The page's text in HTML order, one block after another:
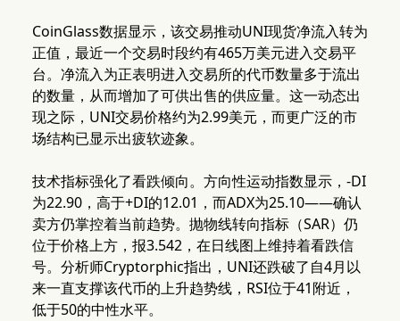
CoinGlass数据显示，该交易推动UNI现货净流入转为
正值，最近一个交易时段约有465万美元进入交易平
台。净流入为正表明进入交易所的代币数量多于流出
的数量，从而增加了可供出售的供应量。这一动态出
现之际，UNI交易价格约为2.99美元，而更广泛的市
场结构已显示出疲软迹象。
技术指标强化了看跌倾向。方向性运动指数显示，-DI
为22.90，高于+DI的12.01，而ADX为25.10——确认
卖方仍掌控着当前趋势。抛物线转向指标（SAR）仍
位于价格上方，报3.542，在日线图上维持着看跌信
号。分析师Cryptorphic指出，UNI还跌破了自4月以
来一直支撑该代币的上升趋势线，RSI位于41附近，
低于50的中性水平。